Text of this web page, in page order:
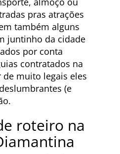
pras atrações
também alguns
juntinho da cidade
por conta
contratados na
de muito legais eles
(e
roteiro na